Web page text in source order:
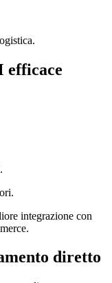
efficace
integrazione con
diretto